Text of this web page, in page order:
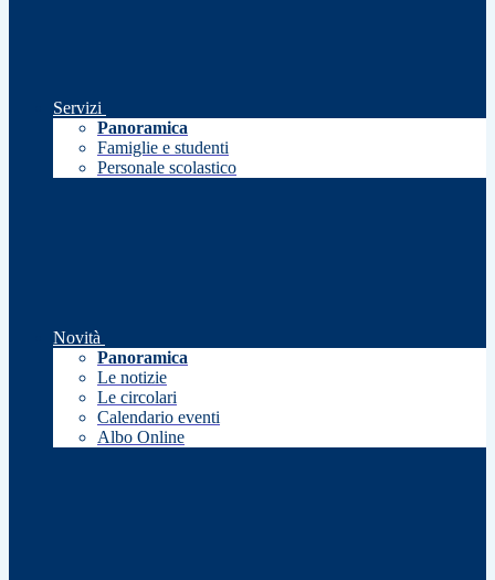
Servizi
Panoramica
Famiglie e studenti
Personale scolastico
Novità
Panoramica
Le notizie
Le circolari
Calendario eventi
Albo Online